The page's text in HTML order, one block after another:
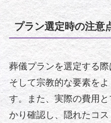
プラン選定時の注意
葬儀プランを選定する際
そして宗教的な要素を
す。また、実際の費用
かり確認し、隠れたコ